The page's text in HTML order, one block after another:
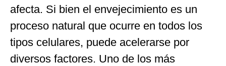
afecta. Si bien el envejecimiento es un
proceso natural que ocurre en todos los
tipos celulares, puede acelerarse por
diversos factores. Uno de los más